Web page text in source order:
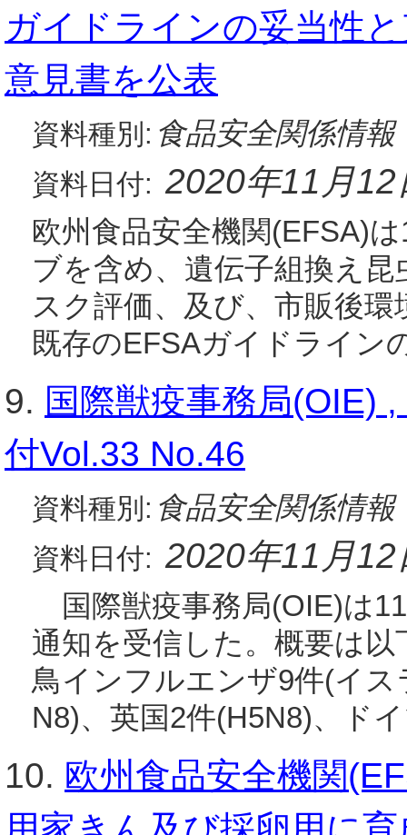
ガイドラインの妥当性
意見書を公表
資料種別: 食品安全関係情報
資料日付: 2020年11月12
欧州食品安全機関(EFSA)
ブを含め、遺伝子組換え
スク評価、及び、市販後
既存のEFSAガイドライン
9. 国際獣疫事務局(OIE)
付Vol.33 No.46
資料種別: 食品安全関係情報
資料日付: 2020年11月12
国際獣疫事務局(OIE)は
通知を受信した。概要は
鳥インフルエンザ9件(イ
N8)、英国2件(H5N8)、ド
10. 欧州食品安全機関